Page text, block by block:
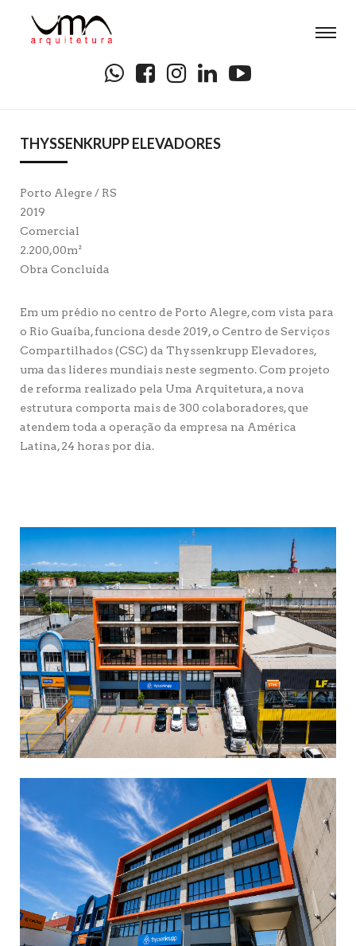
THYSSENKRUPP ELEVADORES
Porto Alegre / RS
2019
Comercial
2.200,00m²
Obra Concluída
Em um prédio no centro de Porto Alegre, com vista para
o Rio Guaíba, funciona desde 2019, o Centro de Serviços
Compartilhados (CSC) da Thyssenkrupp Elevadores,
uma das líderes mundiais neste segmento. Com projeto
de reforma realizado pela Uma Arquitetura, a nova
estrutura comporta mais de 300 colaboradores, que
atendem toda a operação da empresa na América
Latina, 24 horas por dia.